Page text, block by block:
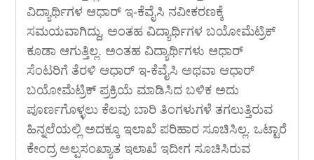
ವಿದ್ಯಾರ್ಥಿಗಳ ಆಧಾರ್ ಇ-ಕೆವೈಸಿ ನವೀಕರಣಕ್ಕೆ
ಸಮಯವಾಗಿದ್ದು, ಅಂತಹ ವಿದ್ಯಾರ್ಥಿಗಳ ಬಯೋಮೆಟ್ರಿಕ್
ಕೂಡಾ ಆಗುತ್ತಿಲ್ಲ. ಅಂತಹ ವಿದ್ಯಾರ್ಥಿಗಳು ಆಧಾರ್
ಸೆಂಟರಿಗೆ ತೆರಳಿ ಆಧಾರ್ ಇ-ಕೆವೈಸಿ ಅಥವಾ ಆಧಾರ್
ಬಯೋಮೆಟ್ರಿಕ್ ಪ್ರಕ್ರಿಯೆ ಮಾಡಿಸಿದ ಬಳಿಕ ಅದು
ಪೂರ್ಣಗೊಳ್ಳಲು ಕೆಲವು ಬಾರಿ ತಿಂಗಳುಗಳೆ ತಗಲುತ್ತಿರುವ
ಹಿನ್ನಲೆಯಲ್ಲಿ ಅದಕ್ಕೂ ಇಲಾಖೆ ಪರಿಹಾರ ಸೂಚಿಸಿಲ್ಲ. ಒಟ್ಟಾರೆ
ಕೇಂದ್ರ ಅಲ್ಪಸಂಖ್ಯಾತ ಇಲಾಖೆ ಇದೀಗ ಸೂಚಿಸಿರುವ